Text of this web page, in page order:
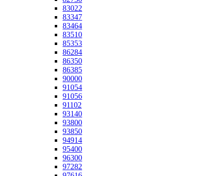
83022
83347
83464
83510
85353
86284
86350
86385
90000
91054
91056
91102
93140
93800
93850
94914
95400
96300
97282